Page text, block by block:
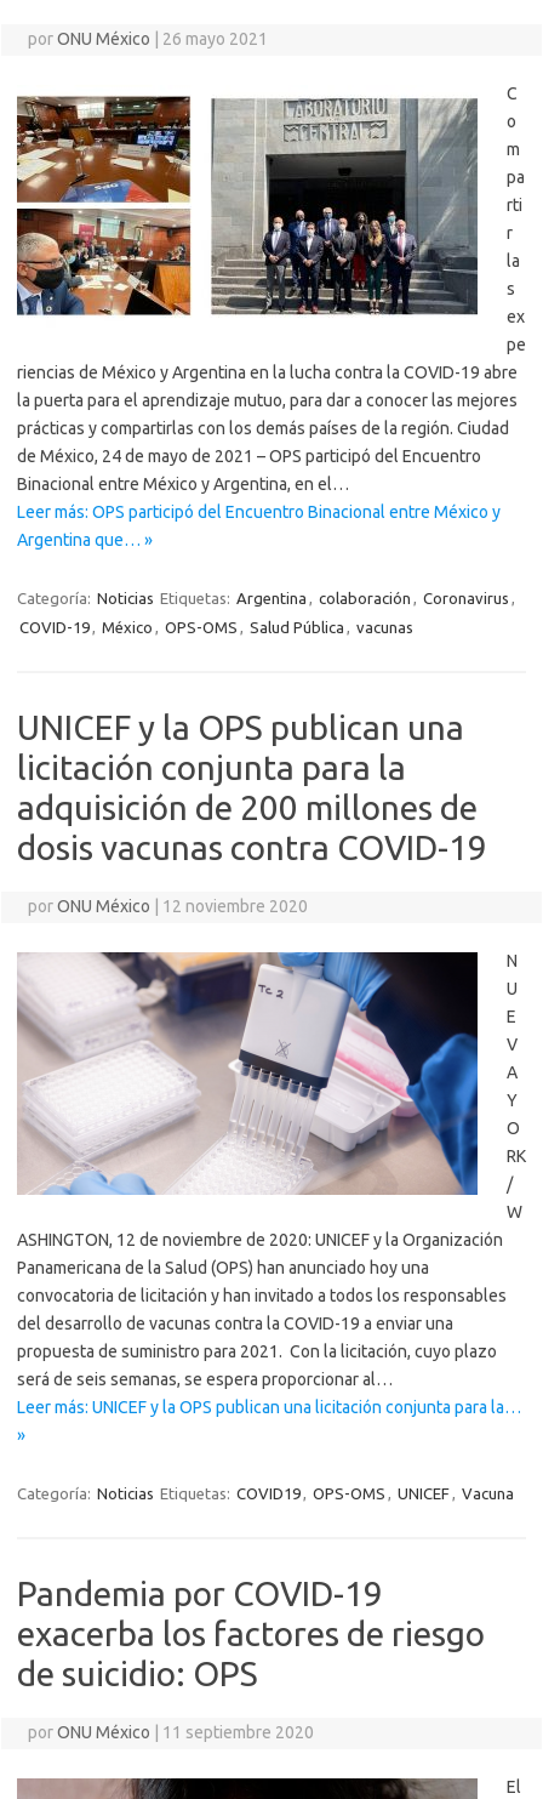
porONU México 26 mayo 2021
C
o
m
pa
rti
r
la
s
ex
pe
riencias de México y Argentina en la lucha contra la COVID-19 abre
la puerta para el aprendizaje mutuo, para dar a conocer las mejores
prácticas y compartirlas con los demás países de la región. Ciudad
de México, 24 de mayo de 2021 – OPS participó del Encuentro
Binacional entre México y Argentina, en el…
Leer más: OPS participó del Encuentro Binacional entre México y
Argentina que… »
Categoría: Noticias Etiquetas: Argentina , colaboración , Coronavirus ,
COVID-19, México , OPS-OMS , Salud Pública , vacunas
UNICEF y la OPS publican una
licitación conjunta para la
adquisición de 200 millones de
dosis vacunas contra COVID-19
porONU México 12 noviembre 2020
N
U
E
V
A
Y
O
RK
/
W
ASHINGTON, 12 de noviembre de 2020: UNICEF y la Organización
Panamericana de la Salud (OPS) han anunciado hoy una
convocatoria de licitación y han invitado a todos los responsables
del desarrollo de vacunas contra la COVID-19 a enviar una
propuesta de suministro para 2021. Con la licitación, cuyo plazo
será de seis semanas, se espera proporcionar al…
Leer más: UNICEF y la OPS publican una licitación conjunta para la…
»
Categoría: Noticias Etiquetas: COVID19, OPS-OMS , UNICEF, Vacuna
Pandemia por COVID-19
exacerba los factores de riesgo
de suicidio: OPS
porONU México 11 septiembre 2020
El